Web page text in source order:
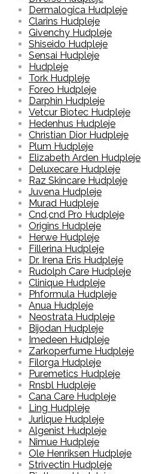
Dermalogica Hudpleje
Clarins Hudpleje
Givenchy Hudpleje
Shiseido Hudpleje
Sensai Hudpleje
Hudpleje
Tork Hudpleje
Foreo Hudpleje
Darphin Hudpleje
Vetcur Biotec Hudpleje
Hedenhus Hudpleje
Christian Dior Hudpleje
Plum Hudpleje
Elizabeth Arden Hudpleje
Deluxecare Hudpleje
Raz Skincare Hudpleje
Juvena Hudpleje
Murad Hudpleje
Cnd,cnd Pro Hudpleje
Origins Hudpleje
Herwe Hudpleje
Fillerina Hudpleje
Dr. Irena Eris Hudpleje
Rudolph Care Hudpleje
Clinique Hudpleje
Phformula Hudpleje
Anua Hudpleje
Neostrata Hudpleje
Bijodan Hudpleje
Imedeen Hudpleje
Zarkoperfume Hudpleje
Filorga Hudpleje
Puremetics Hudpleje
Rnsbl Hudpleje
Cana Care Hudpleje
Ling Hudpleje
Jurlique Hudpleje
Algenist Hudpleje
Nimue Hudpleje
Ole Henriksen Hudpleje
Strivectin Hudpleje